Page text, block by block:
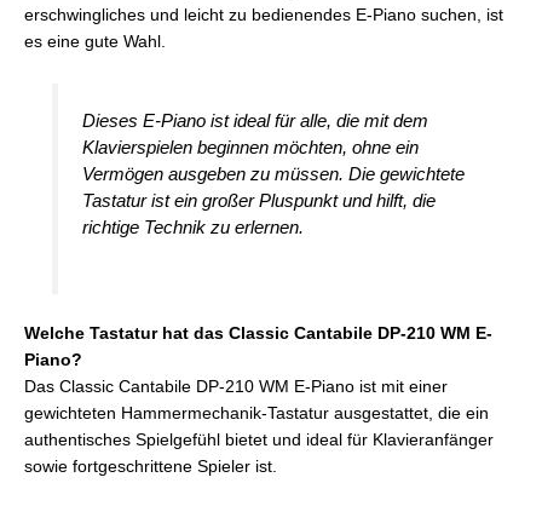
erschwingliches und leicht zu bedienendes E-Piano suchen, ist
es eine gute Wahl.
Dieses E-Piano ist ideal für alle, die mit dem
Klavierspielen beginnen möchten, ohne ein
Vermögen ausgeben zu müssen. Die gewichtete
Tastatur ist ein großer Pluspunkt und hilft, die
richtige Technik zu erlernen.
Welche Tastatur hat das Classic Cantabile DP-210 WM E-
Piano?
Das Classic Cantabile DP-210 WM E-Piano ist mit einer
gewichteten Hammermechanik-Tastatur ausgestattet, die ein
authentisches Spielgefühl bietet und ideal für Klavieranfänger
sowie fortgeschrittene Spieler ist.